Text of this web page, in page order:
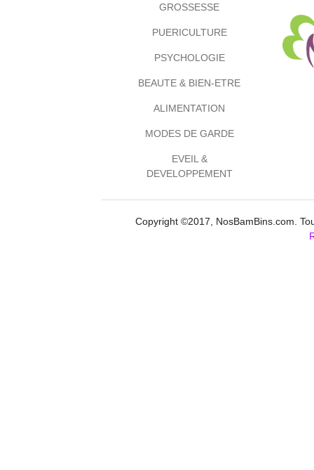
GROSSESSE
PUERICULTURE
PSYCHOLOGIE
BEAUTE & BIEN-ETRE
ALIMENTATION
MODES DE GARDE
EVEIL &
DEVELOPPEMENT
Copyright ©2017, NosBamBins.com.